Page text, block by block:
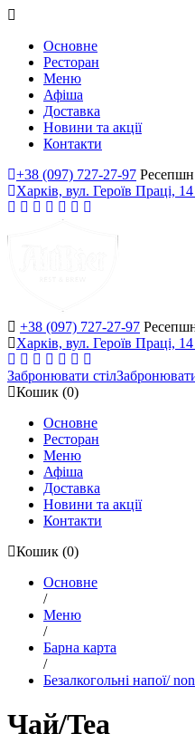
Основне
Ресторан
Меню
Афіша
Доставка
Новини та акції
Контакти
+38 (097) 727-27-97 Ресепшн
Харків, вул. Героїв Праці,
+38 (097) 727-27-97
Харків, вул. Героїв Праці,
Забронювати стіл
Кошик (0)
Основне
Ресторан
Меню
Афіша
Доставка
Новини та акції
Контакти
Кошик (0)
Основне
/
Меню
/
Барна карта
/
Безалкогольні напої/
Чай/Tea